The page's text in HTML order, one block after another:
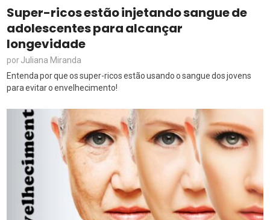
Super-ricos estão injetando sangue de
adolescentes para alcançar
longevidade
porJuliana Miranda
Entenda por que os super-ricos estão usando o sangue dos jovens
para evitar o envelhecimento!